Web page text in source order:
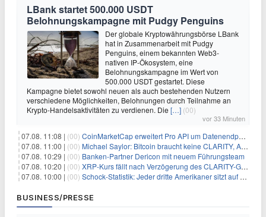
LBank startet 500.000 USDT
Belohnungskampagne mit Pudgy Penguins
Der globale Kryptowährungsbörse LBank
hat in Zusammenarbeit mit Pudgy
Penguins, einem bekannten Web3-
nativen IP-Ökosystem, eine
Belohnungskampagne im Wert von
500.000 USDT gestartet. Diese
Kampagne bietet sowohl neuen als auch bestehenden Nutzern
verschiedene Möglichkeiten, Belohnungen durch Teilnahme an
Krypto-Handelsaktivitäten zu verdienen. Die […] (00)
vor 33 Minuten
07.08. 11:08 | (00) CoinMarketCap erweitert Pro API um Datenendpunkte für reale Vermögenswerte
07.08. 11:00 | (00) Michael Saylor: Bitcoin braucht keine CLARITY, Amerika schon
07.08. 10:29 | (00) Banken-Partner Dericon mit neuem Führungsteam
07.08. 10:20 | (00) XRP-Kurs fällt nach Verzögerung des CLARITY-Gesetzes, Analyst warnt vor schwachem August-Trend
07.08. 10:00 | (00) Schock-Statistik: Jeder dritte Amerikaner sitzt auf dem Trockenen – warum Sparen zur Luxus-Aktivität wird
BUSINESS/PRESSE